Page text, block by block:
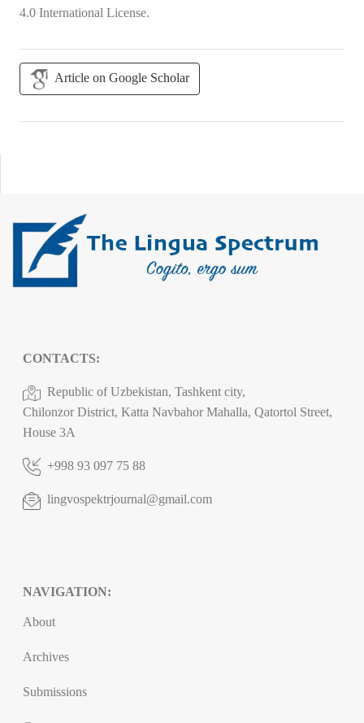
4.0 International License.
Article on Google Scholar
CONTACTS:
Republic of Uzbekistan, Tashkent city,
Chilonzor District, Katta Navbahor Mahalla, Qatortol Street,
House 3A
+998 93 097 75 88
lingvospektrjournal@gmail.com
NAVIGATION:
About
Archives
Submissions